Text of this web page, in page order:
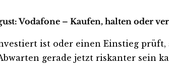
Vodafone – Kaufen, halten oder
ist oder einen Einstieg
gerade jetzt riskanter sein